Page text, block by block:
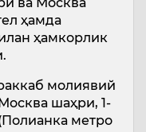
ҳамда
ҳамкорлик
молиявий
шаҳри, 1-
метро